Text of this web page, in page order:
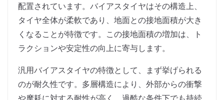
配置されています。バイアスタイヤはその構造上、
タイヤ全体が柔軟であり、地面との接地面積が大き
くなることが特徴です。この接地面積の増加は、ト
ラクションや安定性の向上に寄与します。
汎用バイアスタイヤの特徴として、まず挙げられる
のが耐久性です。多層構造により、外部からの衝撃